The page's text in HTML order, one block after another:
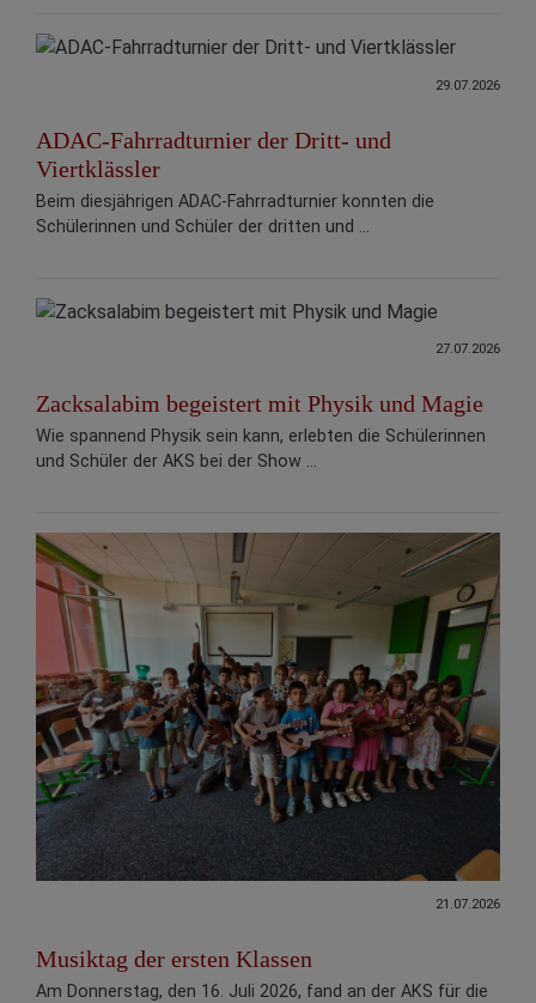
29.07.2026
ADAC-Fahrradturnier der Dritt- und
Viertklässler
Beim diesjährigen ADAC-Fahrradturnier konnten die
Schülerinnen und Schüler der dritten und ...
27.07.2026
Zacksalabim begeistert mit Physik und Magie
Wie spannend Physik sein kann, erlebten die Schülerinnen
und Schüler der AKS bei der Show ...
21.07.2026
Musiktag der ersten Klassen
Am Donnerstag, den 16. Juli 2026, fand an der AKS für die